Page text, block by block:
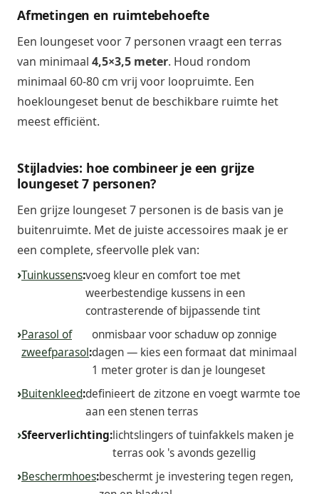
Afmetingen en ruimtebehoefte
Een loungeset voor 7 personen vraagt een terras
van minimaal 4,5×3,5 meter. Houd rondom
minimaal 60-80 cm vrij voor loopruimte. Een
hoekloungeset benut de beschikbare ruimte het
meest efficiënt.
Stijladvies: hoe combineer je een grijze
loungeset 7 personen?
Een grijze loungeset 7 personen is de basis van je
buitenruimte. Met de juiste accessoires maak je er
een complete, sfeervolle plek van:
Tuinkussens:voeg kleur en comfort toe met
weerbestendige kussens in een
contrasterende of bijpassende tint
Parasol of
zweefparasol:
onmisbaar voor schaduw op zonnige
dagen — kies een formaat dat minimaal
1 meter groter is dan je loungeset
Buitenkleed:definieert de zitzone en voegt warmte toe
aan een stenen terras
Sfeerverlichting:lichtslingers of tuinfakkels maken je
terras ook 's avonds gezellig
Beschermhoes:beschermt je investering tegen regen,